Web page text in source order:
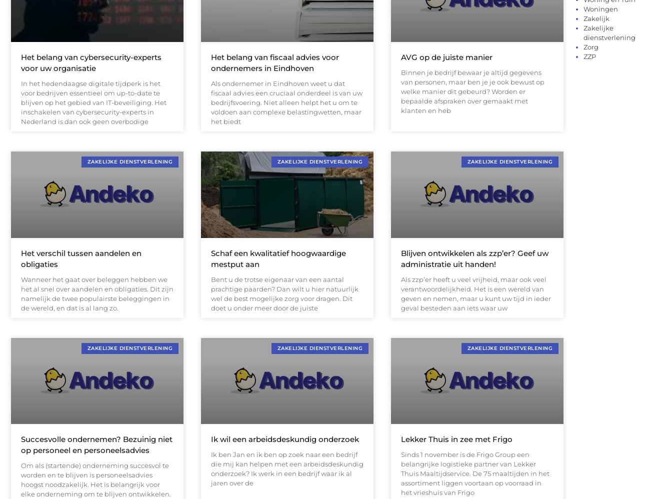
Het belang van cybersecurity-experts
voor uw organisatie
In het hedendaagse digitale tijdperk is het
voor bedrijven essentieel om up-to-date te
blijven op het gebied van IT-beveiliging. Het
inschakelen van cybersecurity-experts in
Nederland is dan ook geen overbodige
Het belang van fiscaal advies voor
ondernemers in Eindhoven
Als ondernemer in Eindhoven weet u dat
fiscaal advies een cruciaal onderdeel is van uw
bedrijfsvoering. Niet alleen helpt het u om te
voldoen aan complexe belastingwetten, maar
het biedt
AVG op de juiste manier
Binnen je bedrijf bewaar je altijd gegevens
van personen, maar ben je je ook bewust op
welke manier dit gebeurd? Worden er
bepaalde afspraken over gemaakt met
klanten en heb
ZAKELIJKE DIENSTVERLENING
Het verschil tussen aandelen en
obligaties
Wanneer het gaat over beleggen hebben we
het al snel over aandelen en obligaties. Dit zijn
namelijk de twee populairste beleggingen in
de wereld, en dat is al lang zo.
ZAKELIJKE DIENSTVERLENING
Schaf een kwalitatief hoogwaardige
mestput aan
Bent u de trotse eigenaar van een aantal
prachtige paarden? Dan wilt u hier natuurlijk
wel de best mogelijke zorg voor dragen. Dit
doet u onder meer door de juiste
ZAKELIJKE DIENSTVERLENING
Blijven ontwikkelen als zzp’er? Geef uw
administratie uit handen!
Als zzp’er heeft u veel vrijheid, maar ook veel
verantwoordelijkheid. Het is een wereld van
geven en nemen, maar u kunt uw tijd in ieder
geval besteden aan iets waar uw
ZAKELIJKE DIENSTVERLENING
Succesvolle ondernemen? Bezuinig niet
op personeel en personeelsadvies
Om als (startende) onderneming succesvol te
worden en te blijven is personeelsadvies
hoogst noodzakelijk. Het is belangrijk voor
elke onderneming om te blijven ontwikkelen.
ZAKELIJKE DIENSTVERLENING
Ik wil een arbeidsdeskundig onderzoek
Ik ben Jan en ik ben op zoek naar een bedrijf
die mij kan helpen met een arbeidsdeskundig
onderzoek? Ik werk in een bedrijf waar ik al
jaren over de
ZAKELIJKE DIENSTVERLENING
Lekker Thuis in zee met Frigo
Sinds 1 november is de Frigo Group een
belangrijke logistieke partner van Lekker
Thuis Maaltijdservice. De 75 maaltijden in het
assortiment liggen voortaan op voorraad in
het vrieshuis van Frigo
Woningen
Zakelijk
Zakelijke
dienstverlening
Zorg
ZZP